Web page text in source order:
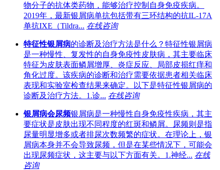
物分子的抗体类药物，能够治疗控制自身免疫疾病。
2019年，最新银屑病单抗包括带有三环结构的抗IL-17A
单抗IXE（Tildra... 在线咨询
特征性银屑病的诊断及治疗方法是什么？特征性银屑病
是一种慢性、复发性的自身免疫性皮肤病，其主要临床
特征为皮肤表面鳞屑增厚、炎症反应、局部皮损红痒和
角化过度。该疾病的诊断和治疗需要依据患者相关临床
表现和实验室检查结果来确定。以下是特征性银屑病的
诊断及治疗方法。1.诊... 在线咨询
银屑病会尿频银屑病是一种慢性自身免疫性疾病，其主
要症状是皮肤出现不同程度的红斑和鳞屑。尿频则是指
尿量明显增多或者排尿次数频繁的症状。在理论上，银
屑病本身并不会导致尿频，但是在某些情况下，可能会
出现尿频症状，这主要与以下方面有关。1.神经... 在线
咨询